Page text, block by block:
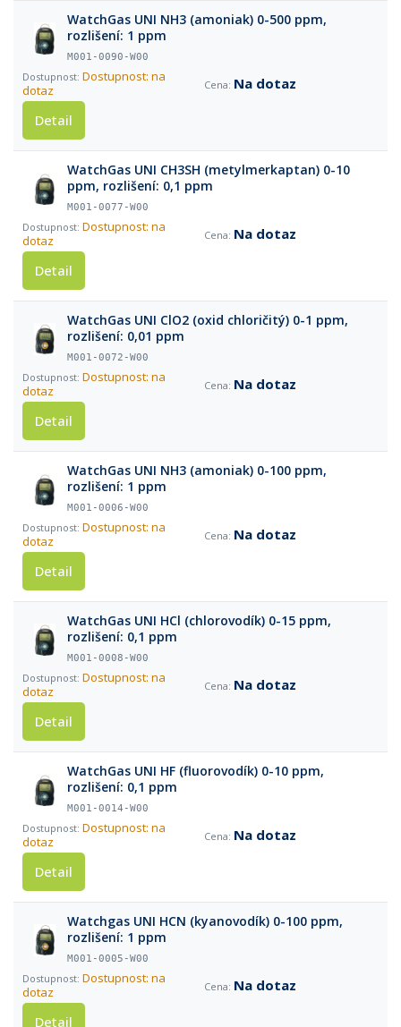
WatchGas UNI NH3 (amoniak) 0-500 ppm,
rozlišení: 1 ppm
M001-0090-W00
Dostupnost: na
dotaz
Na dotaz
Detail
WatchGas UNI CH3SH (metylmerkaptan) 0-10
ppm, rozlišení: 0,1 ppm
M001-0077-W00
Dostupnost: na
dotaz
Na dotaz
Detail
WatchGas UNI ClO2 (oxid chloričitý) 0-1 ppm,
rozlišení: 0,01 ppm
M001-0072-W00
Dostupnost: na
dotaz
Na dotaz
Detail
WatchGas UNI NH3 (amoniak) 0-100 ppm,
rozlišení: 1 ppm
M001-0006-W00
Dostupnost: na
dotaz
Na dotaz
Detail
WatchGas UNI HCl (chlorovodík) 0-15 ppm,
rozlišení: 0,1 ppm
M001-0008-W00
Dostupnost: na
dotaz
Na dotaz
Detail
WatchGas UNI HF (fluorovodík) 0-10 ppm,
rozlišení: 0,1 ppm
M001-0014-W00
Dostupnost: na
dotaz
Na dotaz
Detail
Watchgas UNI HCN (kyanovodík) 0-100 ppm,
rozlišení: 1 ppm
M001-0005-W00
Dostupnost: na
dotaz
Na dotaz
Detail